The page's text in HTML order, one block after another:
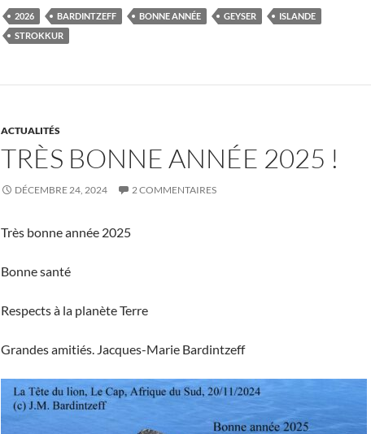
2026 BARDINTZEFF BONNE ANNÉE GEYSER
ISLANDE
STROKKUR
ACTUALITÉS
TRÈS BONNE ANNÉE 2025 !
DÉCEMBRE 24, 2024 2 COMMENTAIRES
Très bonne année 2025
Bonne santé
Respects à la planète Terre
Grandes amitiés. Jacques-Marie Bardintzeff